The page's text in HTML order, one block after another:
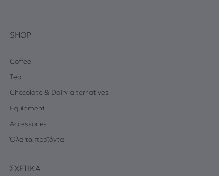
SHOP
Coffee
Tea
Chocolate & Dairy alternatives
Equipment
Accessories
Όλα τα προϊόντα
ΣΧΕΤΙΚΆ